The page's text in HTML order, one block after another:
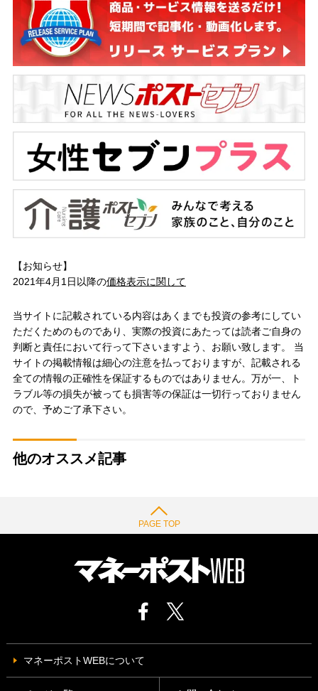
【お知らせ】
2021年4月1日以降の価格表示に関して
当サイトに記載されている内容はあくまでも投資の参考にしてい
ただくためのものであり、実際の投資にあたっては読者ご自身の
判断と責任において行って下さいますよう、お願い致します。 当
サイトの掲載情報は細心の注意を払っておりますが、記載される
全ての情報の正確性を保証するものではありません。万が一、ト
ラブル等の損失が被っても損害等の保証は一切行っておりません
ので、予めご了承下さい。
他のオススメ記事
PAGE TOP
マネーポストWEBについて